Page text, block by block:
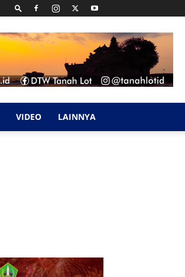
VIDEO LAINNYA